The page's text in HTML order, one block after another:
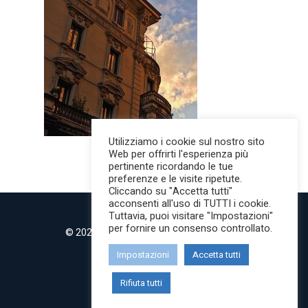
© 2022 MilanoMind | Tutti i diritti riservati.
P.IVA 09853820968
twitter instagram
Utilizziamo i cookie sul nostro sito
Web per offrirti l'esperienza più
pertinente ricordando le tue
preferenze e le visite ripetute.
Cliccando su "Accetta tutti"
acconsenti all'uso di TUTTI i cookie.
Tuttavia, puoi visitare "Impostazioni"
per fornire un consenso controllato.
Impostazioni Accetta tutti
Rifiuta tutti